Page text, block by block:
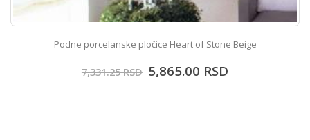
Podne porcelanske pločice Heart of Stone Beige
7,331.25RSD 5,865.00 RSD